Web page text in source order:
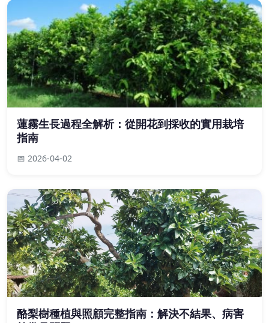
蓮霧生長過程全解析：從開花到採收的實用栽培
指南
📅 2026-04-02
酪梨樹種植與照顧完整指南：解決不結果、病害